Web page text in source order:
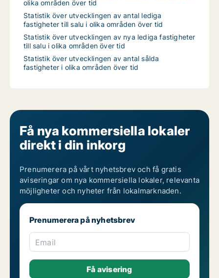
olika områden över tid
Statistik över utvecklingen av antal lediga
fastigheter till salu i olika områden över tid
Statistik över utvecklingen av nya lediga fastigheter
till salu i olika områden över tid
Statistik över utvecklingen av antal sålda
fastigheter i olika områden över tid
Få nya kommersiella lokaler
direkt i din inkorg
Prenumerera på vårt nyhetsbrev och få gratis
aviseringar om nya kommersiella lokaler, relevanta
möjligheter och nyheter från lokalmarknaden.
Prenumerera på nyhetsbrev
Email